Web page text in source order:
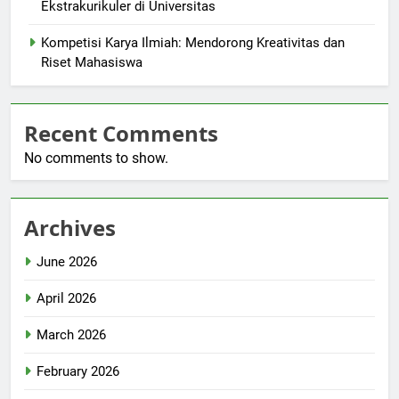
Ekstrakurikuler di Universitas
Kompetisi Karya Ilmiah: Mendorong Kreativitas dan
Riset Mahasiswa
Recent Comments
No comments to show.
Archives
June 2026
April 2026
March 2026
February 2026